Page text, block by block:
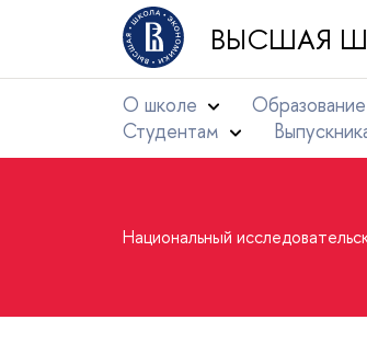
ВЫСШАЯ
О школе Образование
Студентам
Национальный